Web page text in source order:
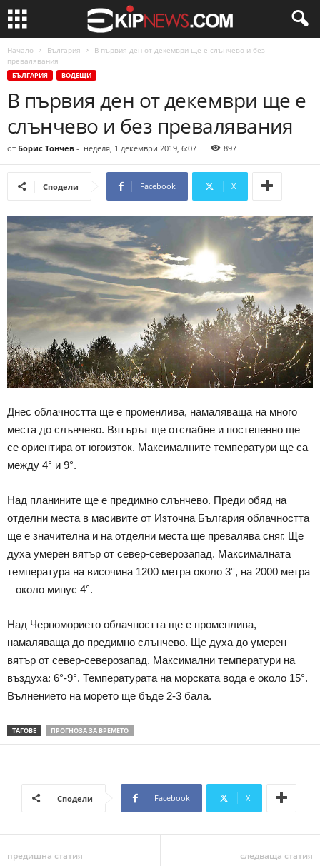
Начало България
В първия ден от декември ще е слънчево и без
превалявания
БЪЛГАРИЯ ВОДЕЩИ
В първия ден от декември ще е
слънчево и без превалявания
от Борис Тончев - неделя, 1 декември 2019, 6:07 897
Сподели Facebook X
Днес облачността ще е променлива, намаляваща на много
места до слънчево. Вятърът ще отслабне и постепенно ще
се ориентира от югоизток. Максималните температури ще са
между 4° и 9°.
Над планините ще е предимно слънчево. Преди обяд на
отделни места в масивите от Източна България облачността
ще е значителна и на отделни места ще превалява сняг. Ще
духа умерен вятър от север-северозапад. Максималната
температура на височина 1200 метра около 3°, на 2000 метра
– около минус 4°.
Над Черноморието облачността ще е променлива,
намаляваща до предимно слънчево. Ще духа до умерен
вятър от север-северозапад. Максимални температури на
въздуха: 6°-9°. Температурата на морската вода е около 15°.
Вълнението на морето ще бъде 2-3 бала.
ТАГОВЕ ПРОГНОЗА ЗА ВРЕМЕТО
Сподели Facebook X
предишна статия следваща статия